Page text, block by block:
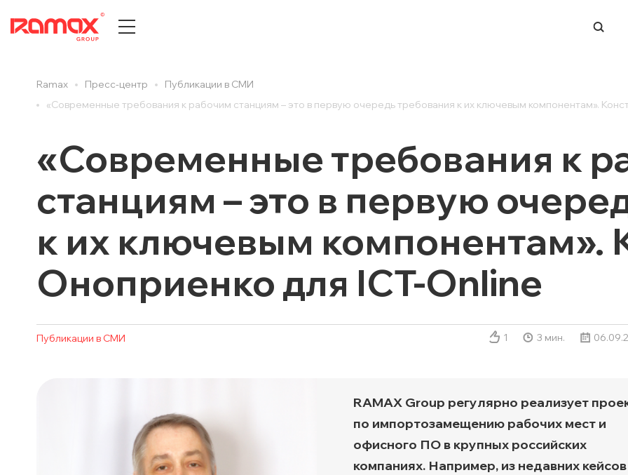
О КОМПАНИИ
Центры компетенций
Партнеры
Награды и достижения
Документы и сертификаты
Карьера
Новости вендоров
Публикации в СМИ
Cтатьи
Анонсы мероприятий
ДИТ
BI и работа с данными
Process Mining
Система динамического
Техподдержка ИТ-
инфраструктуры
Заказная разработка ПО
Транспортная
Ramax Пресс-центр
Публикации в СМИ
«Современные требования к рабочим станциям – это в первую очередь требования к их ключевым компонентам».
«Современные требования к
станциям – это в первую
к их ключевым компонентам».
Оноприенко для ICT-Online
Публикации в СМИ 1 3 мин.
RAMAX Group регулярно реализует
по импортозамещению рабочих мест и
офисного ПО в крупных российских
компаниях. Например, из недавних кейсов